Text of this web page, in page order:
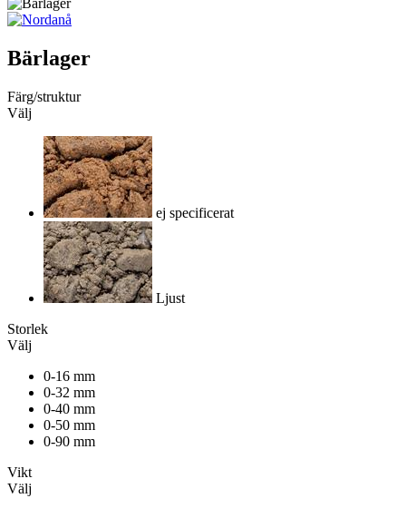
Bärlager
Färg/struktur
Välj
ej specificerat
Ljust
Storlek
Välj
0-16 mm
0-32 mm
0-40 mm
0-50 mm
0-90 mm
Vikt
Välj